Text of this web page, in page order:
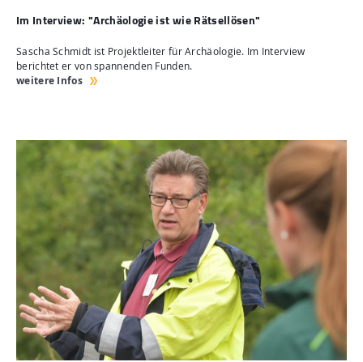
Im Interview: "Archäologie ist wie Rätsellösen"
Sascha Schmidt ist Projektleiter für Archäologie. Im Interview
berichtet er von spannenden Funden.
weitere Infos